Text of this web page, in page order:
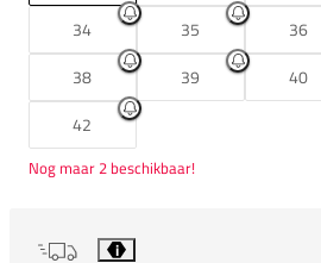
34
35 36
38
39 40
42
Nog maar 2 beschikbaar!
i